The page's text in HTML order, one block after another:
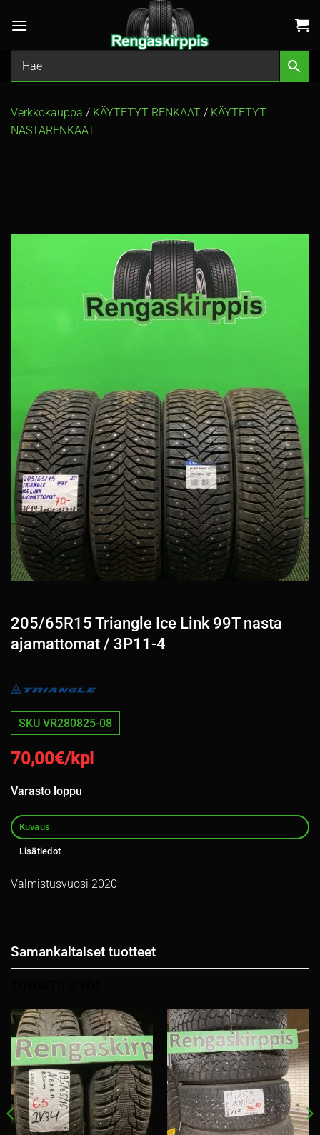
Verkkokauppa / KÄYTETYT RENKAAT / KÄYTETYT
NASTARENKAAT
205/65R15 Triangle Ice Link 99T nasta
ajamattomat / 3P11-4
SKU VR280825-08
70,00€/kpl
Varasto loppu
Kuvaus
Lisätiedot
Valmistusvuosi 2020
Samankaltaiset tuotteet